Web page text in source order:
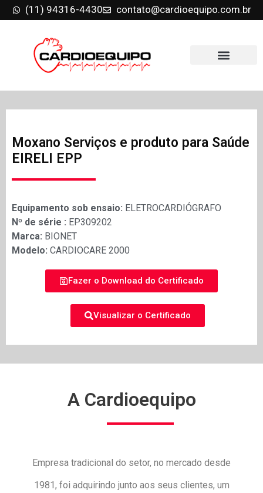
(11) 94316-4430 contato@cardioequipo.com.br
Moxano Serviços e produto para Saúde
EIRELI EPP
Equipamento sob ensaio: ELETROCARDIÓGRAFO
Nº de série : EP309202
Marca: BIONET
Modelo: CARDIOCARE 2000
Fazer o Download do Certificado
Visualizar o Certificado
A Cardioequipo
Empresa tradicional do setor, no mercado desde
1981, foi adquirindo junto aos seus clientes, um